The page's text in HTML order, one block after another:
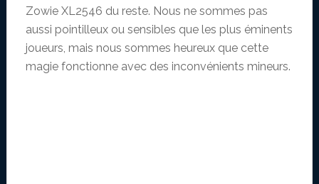
Zowie XL2546 du reste. Nous ne sommes pas
aussi pointilleux ou sensibles que les plus éminents
joueurs, mais nous sommes heureux que cette
magie fonctionne avec des inconvénients mineurs.